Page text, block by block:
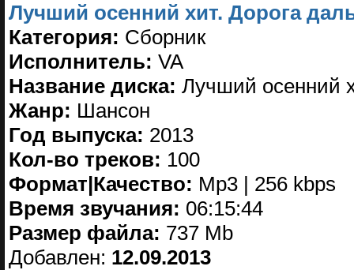
Лучший осенний хит. Дорога
Категория: Сборник
Исполнитель: VA
Название диска: Лучший осенний
Жанр: Шансон
Год выпуска: 2013
Кол-во треков: 100
Формат|Качество: Mp3 | 256 kbps
Время звучания: 06:15:44
Размер файла: 737 Mb
Добавлен: 12.09.2013